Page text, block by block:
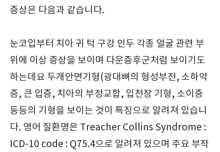
증상은 다음과 같습니다.
눈코입부터 치아 귀 턱 구강 인두 각종 얼굴 관련 부
위에 이상 증상을 보이며 다운증후군처럼 보이기도
하는데요 두개안면기형(광대뼈의 형성부전, 소하악
증, 큰 입증, 치아의 부정교합, 입천장 기형, 소이증
등등의 기형을 보이는 것이 특징으로 알려져 있습니
다. 영어 질환명은 Treacher Collins Syndrome :
ICD-10 code : Q75.4으로 알려져 있으며 주요 부작